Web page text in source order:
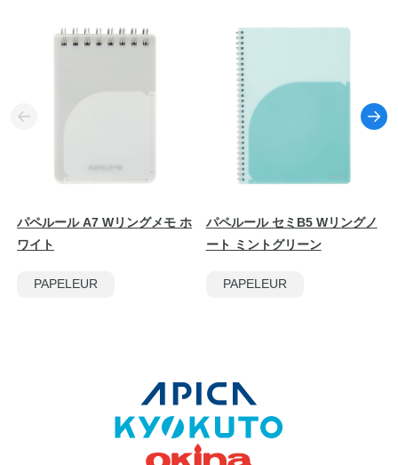
パペルール A7 Wリングメモ ホ
ワイト
PAPELEUR
パペルール セミB5 Wリングノ
ート ミントグリーン
PAPELEUR